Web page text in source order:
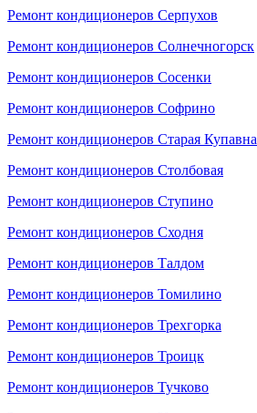
Ремонт кондиционеров Серпухов
Ремонт кондиционеров Солнечногорск
Ремонт кондиционеров Сосенки
Ремонт кондиционеров Софрино
Ремонт кондиционеров Старая Купавна
Ремонт кондиционеров Столбовая
Ремонт кондиционеров Ступино
Ремонт кондиционеров Сходня
Ремонт кондиционеров Талдом
Ремонт кондиционеров Томилино
Ремонт кондиционеров Трехгорка
Ремонт кондиционеров Троицк
Ремонт кондиционеров Тучково